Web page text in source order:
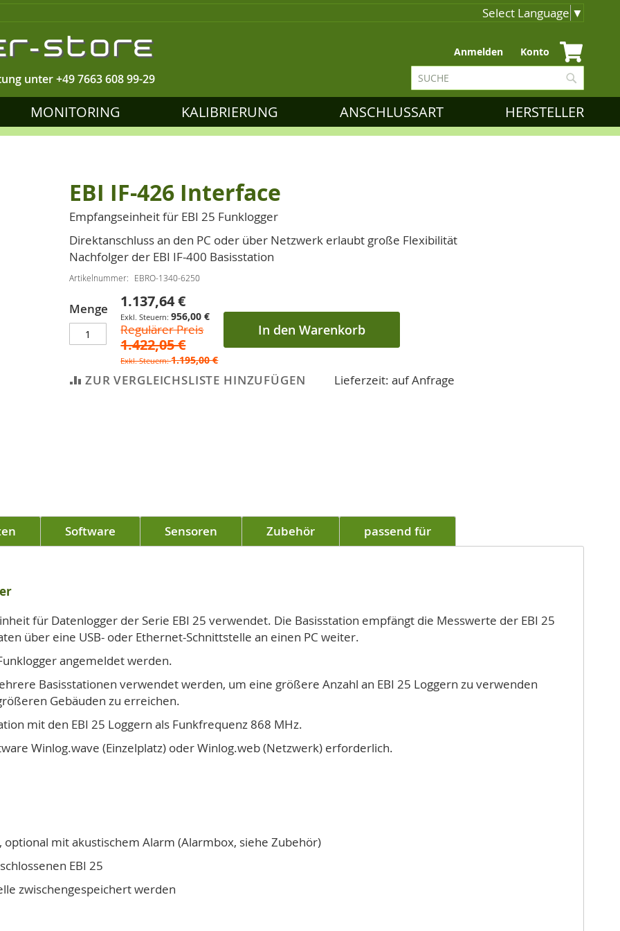
Select Language ▼
unter+49 7663 608 99-29
Zum
Inhalt
springen
Anmelden Konto
Suche
MONITORING KALIBRIERUNG ANSCHLUSSART HERSTELLER
EBI IF-426 Interface
Empfangseinheit für EBI 25 Funklogger
Direktanschluss an den PC oder über Netzwerk erlaubt große Flexibilität
Nachfolger der EBI IF-400 Basisstation
Artikelnummer EBRO-1340-6250
Menge Sonderpreis
1.137,64 €
956,00 €
Regulärer Preis
1.422,05 €
1.195,00 €
In den Warenkorb
ZUR VERGLEICHSLISTE HINZUFÜGEN Lieferzeit: auf Anfrage
Software Sensoren Zubehör passend für
für Datenlogger der Serie EBI 25 verwendet. Die Basisstation empfängt die Messwerte der EBI 25
über eine USB- oder Ethernet-Schnittstelle an einen PC weiter.
angemeldet werden.
Basisstationen verwendet werden, um eine größere Anzahl an EBI 25 Loggern zu verwenden
Gebäuden zu erreichen.
mit den EBI 25 Loggern als Funkfrequenz 868 MHz.
Winlog.wave (Einzelplatz) oder Winlog.web (Netzwerk) erforderlich.
mit akustischem Alarm (Alarmbox, siehe Zubehör)
EBI 25
zwischengespeichert werden